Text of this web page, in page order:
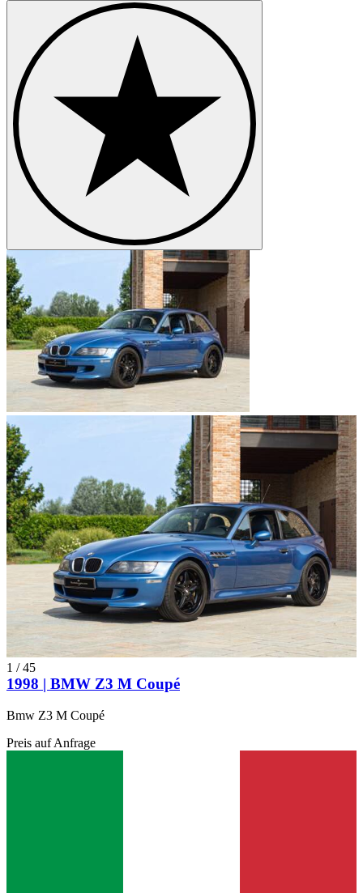
BMW Z4
BMW Z8
1 /45
1998 | BMW Z3 M Coupé
Bmw Z3 M Coupé
Preis auf Anfrage